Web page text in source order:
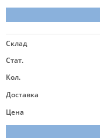
Склад
Стат.
Кол.
Доставка
Цена